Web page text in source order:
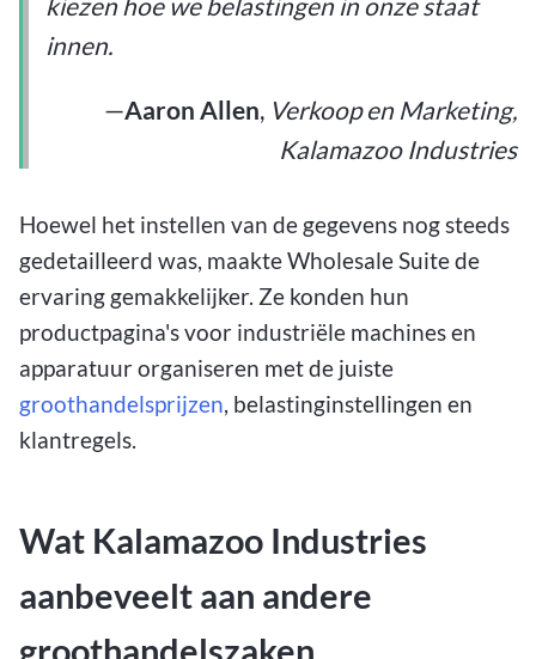
innen.
—Aaron Allen, Verkoop en Marketing,
Kalamazoo Industries
Hoewel het instellen van de gegevens nog steeds
gedetailleerd was, maakte Wholesale Suite de
ervaring gemakkelijker. Ze konden hun
productpagina's voor industriële machines en
apparatuur organiseren met de juiste
groothandelsprijzen , belastinginstellingen en
klantregels.
Wat Kalamazoo Industries
aanbeveelt aan andere
groothandelszaken